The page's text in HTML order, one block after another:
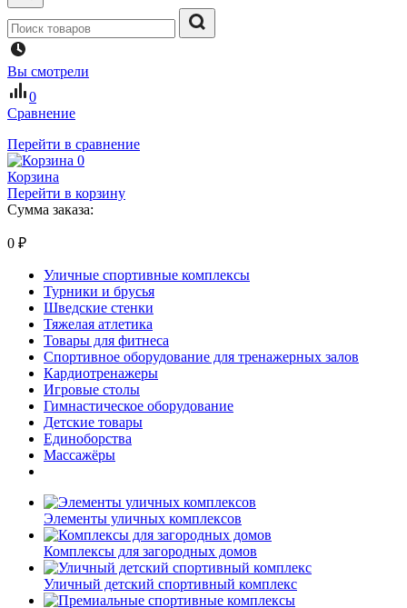
Вы смотрели
0
Сравнение
Перейти в сравнение
0
Корзина
Перейти в корзину
Сумма заказа:
0 ₽
Уличные спортивные комплексы
Турники и брусья
Шведские стенки
Тяжелая атлетика
Товары для фитнеса
Спортивное оборудование для тренажерных залов
Кардиотренажеры
Игровые столы
Гимнастическое оборудование
Детские товары
Единоборства
Массажёры
Элементы уличных комплексов
Комплексы для загородных домов
Уличный детский спортивный комплекс